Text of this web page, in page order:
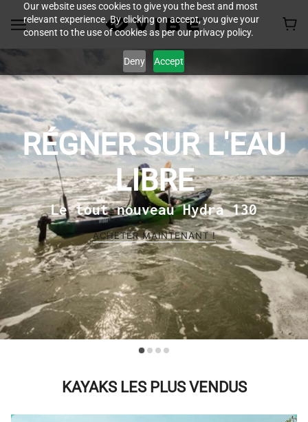
Our website uses cookies to give you the best and most
relevant experience. By clicking on accept, you give your
consent to the use of cookies as per our privacy policy.
Deny Accept
RÉGNER SUR L'EAU
LIBRE
Le tout nouveau Hydra 130
ACHETER MAINTENANT !
KAYAKS LES PLUS VENDUS